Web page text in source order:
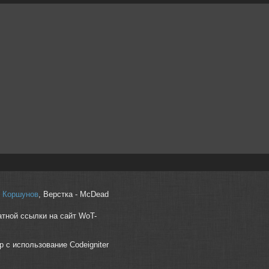
Коршунов, Верстка - McDead
ссылки на сайт WoT-
с использование Codeigniter